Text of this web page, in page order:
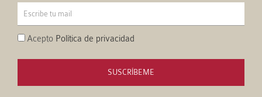
Acepto Política de privacidad
SUSCRÍBEME